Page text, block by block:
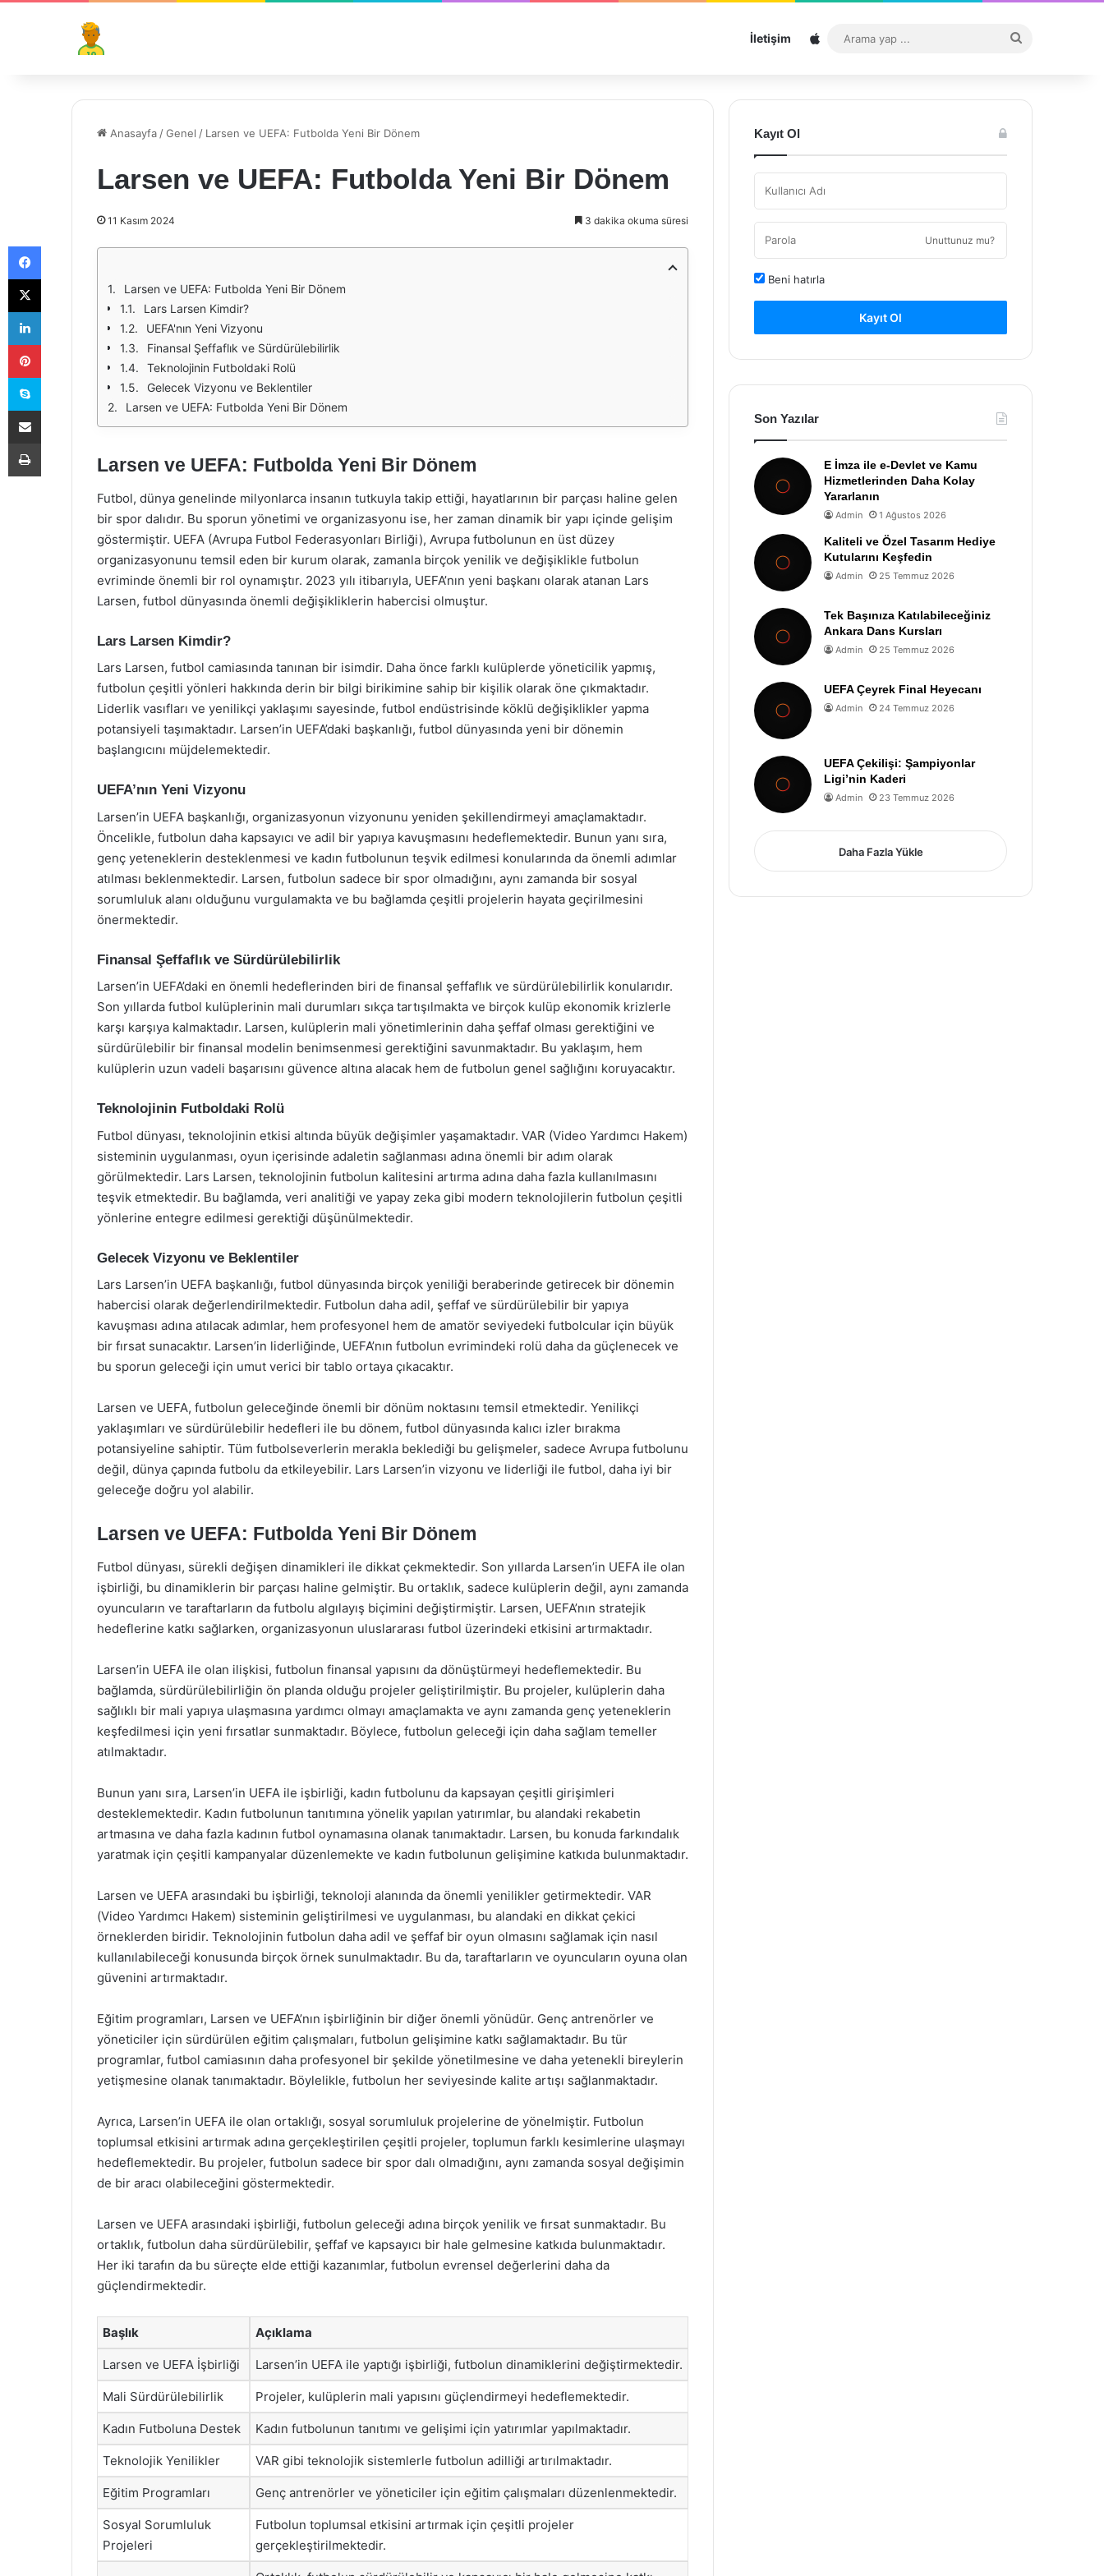
İletişim Sitemap
...
Anasayfa /Genel / Larsen ve UEFA: Futbolda Yeni Bir Dönem
Larsen ve UEFA: Futbolda Yeni Bir Dönem
11 Kasım 2024 3 dakika okuma süresi
Larsen ve UEFA: Futbolda Yeni Bir Dönem
Lars Larsen Kimdir?
UEFA'nın Yeni Vizyonu
Finansal Şeffaflık ve Sürdürülebilirlik
Teknolojinin Futboldaki Rolü
Gelecek Vizyonu ve Beklentiler
Larsen ve UEFA: Futbolda Yeni Bir Dönem
Larsen ve UEFA: Futbolda Yeni Bir Dönem
Futbol, dünya genelinde milyonlarca insanın tutkuyla takip ettiği, hayatlarının bir parçası haline gelen
bir spor dalıdır. Bu sporun yönetimi ve organizasyonu ise, her zaman dinamik bir yapı içinde gelişim
göstermiştir. UEFA (Avrupa Futbol Federasyonları Birliği), Avrupa futbolunun en üst düzey
organizasyonunu temsil eden bir kurum olarak, zamanla birçok yenilik ve değişiklikle futbolun
evriminde önemli bir rol oynamıştır. 2023 yılı itibarıyla, UEFA’nın yeni başkanı olarak atanan Lars
Larsen, futbol dünyasında önemli değişikliklerin habercisi olmuştur.
Lars Larsen Kimdir?
Lars Larsen, futbol camiasında tanınan bir isimdir. Daha önce farklı kulüplerde yöneticilik yapmış,
futbolun çeşitli yönleri hakkında derin bir bilgi birikimine sahip bir kişilik olarak öne çıkmaktadır.
Liderlik vasıfları ve yenilikçi yaklaşımı sayesinde, futbol endüstrisinde köklü değişiklikler yapma
potansiyeli taşımaktadır. Larsen’in UEFA’daki başkanlığı, futbol dünyasında yeni bir dönemin
başlangıcını müjdelemektedir.
UEFA’nın Yeni Vizyonu
Larsen’in UEFA başkanlığı, organizasyonun vizyonunu yeniden şekillendirmeyi amaçlamaktadır.
Öncelikle, futbolun daha kapsayıcı ve adil bir yapıya kavuşmasını hedeflemektedir. Bunun yanı sıra,
genç yeteneklerin desteklenmesi ve kadın futbolunun teşvik edilmesi konularında da önemli adımlar
atılması beklenmektedir. Larsen, futbolun sadece bir spor olmadığını, aynı zamanda bir sosyal
sorumluluk alanı olduğunu vurgulamakta ve bu bağlamda çeşitli projelerin hayata geçirilmesini
önermektedir.
Finansal Şeffaflık ve Sürdürülebilirlik
Larsen’in UEFA’daki en önemli hedeflerinden biri de finansal şeffaflık ve sürdürülebilirlik konularıdır.
Son yıllarda futbol kulüplerinin mali durumları sıkça tartışılmakta ve birçok kulüp ekonomik krizlerle
karşı karşıya kalmaktadır. Larsen, kulüplerin mali yönetimlerinin daha şeffaf olması gerektiğini ve
sürdürülebilir bir finansal modelin benimsenmesi gerektiğini savunmaktadır. Bu yaklaşım, hem
kulüplerin uzun vadeli başarısını güvence altına alacak hem de futbolun genel sağlığını koruyacaktır.
Teknolojinin Futboldaki Rolü
Futbol dünyası, teknolojinin etkisi altında büyük değişimler yaşamaktadır. VAR (Video Yardımcı Hakem)
sisteminin uygulanması, oyun içerisinde adaletin sağlanması adına önemli bir adım olarak
görülmektedir. Lars Larsen, teknolojinin futbolun kalitesini artırma adına daha fazla kullanılmasını
teşvik etmektedir. Bu bağlamda, veri analitiği ve yapay zeka gibi modern teknolojilerin futbolun çeşitli
yönlerine entegre edilmesi gerektiği düşünülmektedir.
Gelecek Vizyonu ve Beklentiler
Lars Larsen’in UEFA başkanlığı, futbol dünyasında birçok yeniliği beraberinde getirecek bir dönemin
habercisi olarak değerlendirilmektedir. Futbolun daha adil, şeffaf ve sürdürülebilir bir yapıya
kavuşması adına atılacak adımlar, hem profesyonel hem de amatör seviyedeki futbolcular için büyük
bir fırsat sunacaktır. Larsen’in liderliğinde, UEFA’nın futbolun evrimindeki rolü daha da güçlenecek ve
bu sporun geleceği için umut verici bir tablo ortaya çıkacaktır.
Larsen ve UEFA, futbolun geleceğinde önemli bir dönüm noktasını temsil etmektedir. Yenilikçi
yaklaşımları ve sürdürülebilir hedefleri ile bu dönem, futbol dünyasında kalıcı izler bırakma
potansiyeline sahiptir. Tüm futbolseverlerin merakla beklediği bu gelişmeler, sadece Avrupa futbolunu
değil, dünya çapında futbolu da etkileyebilir. Lars Larsen’in vizyonu ve liderliği ile futbol, daha iyi bir
geleceğe doğru yol alabilir.
Larsen ve UEFA: Futbolda Yeni Bir Dönem
Futbol dünyası, sürekli değişen dinamikleri ile dikkat çekmektedir. Son yıllarda Larsen’in UEFA ile olan
işbirliği, bu dinamiklerin bir parçası haline gelmiştir. Bu ortaklık, sadece kulüplerin değil, aynı zamanda
oyuncuların ve taraftarların da futbolu algılayış biçimini değiştirmiştir. Larsen, UEFA’nın stratejik
hedeflerine katkı sağlarken, organizasyonun uluslararası futbol üzerindeki etkisini artırmaktadır.
Larsen’in UEFA ile olan ilişkisi, futbolun finansal yapısını da dönüştürmeyi hedeflemektedir. Bu
bağlamda, sürdürülebilirliğin ön planda olduğu projeler geliştirilmiştir. Bu projeler, kulüplerin daha
sağlıklı bir mali yapıya ulaşmasına yardımcı olmayı amaçlamakta ve aynı zamanda genç yeteneklerin
keşfedilmesi için yeni fırsatlar sunmaktadır. Böylece, futbolun geleceği için daha sağlam temeller
atılmaktadır.
Bunun yanı sıra, Larsen’in UEFA ile işbirliği, kadın futbolunu da kapsayan çeşitli girişimleri
desteklemektedir. Kadın futbolunun tanıtımına yönelik yapılan yatırımlar, bu alandaki rekabetin
artmasına ve daha fazla kadının futbol oynamasına olanak tanımaktadır. Larsen, bu konuda farkındalık
yaratmak için çeşitli kampanyalar düzenlemekte ve kadın futbolunun gelişimine katkıda bulunmaktadır.
Larsen ve UEFA arasındaki bu işbirliği, teknoloji alanında da önemli yenilikler getirmektedir. VAR
(Video Yardımcı Hakem) sisteminin geliştirilmesi ve uygulanması, bu alandaki en dikkat çekici
örneklerden biridir. Teknolojinin futbolun daha adil ve şeffaf bir oyun olmasını sağlamak için nasıl
kullanılabileceği konusunda birçok örnek sunulmaktadır. Bu da, taraftarların ve oyuncuların oyuna olan
güvenini artırmaktadır.
Eğitim programları, Larsen ve UEFA’nın işbirliğinin bir diğer önemli yönüdür. Genç antrenörler ve
yöneticiler için sürdürülen eğitim çalışmaları, futbolun gelişimine katkı sağlamaktadır. Bu tür
programlar, futbol camiasının daha profesyonel bir şekilde yönetilmesine ve daha yetenekli bireylerin
yetişmesine olanak tanımaktadır. Böylelikle, futbolun her seviyesinde kalite artışı sağlanmaktadır.
Ayrıca, Larsen’in UEFA ile olan ortaklığı, sosyal sorumluluk projelerine de yönelmiştir. Futbolun
toplumsal etkisini artırmak adına gerçekleştirilen çeşitli projeler, toplumun farklı kesimlerine ulaşmayı
hedeflemektedir. Bu projeler, futbolun sadece bir spor dalı olmadığını, aynı zamanda sosyal değişimin
de bir aracı olabileceğini göstermektedir.
Larsen ve UEFA arasındaki işbirliği, futbolun geleceği adına birçok yenilik ve fırsat sunmaktadır. Bu
ortaklık, futbolun daha sürdürülebilir, şeffaf ve kapsayıcı bir hale gelmesine katkıda bulunmaktadır.
Her iki tarafın da bu süreçte elde ettiği kazanımlar, futbolun evrensel değerlerini daha da
güçlendirmektedir.
Başlık Açıklama
Larsen ve UEFA İşbirliği Larsen’in UEFA ile yaptığı işbirliği, futbolun dinamiklerini değiştirmektedir.
Mali Sürdürülebilirlik Projeler, kulüplerin mali yapısını güçlendirmeyi hedeflemektedir.
Kadın Futboluna Destek Kadın futbolunun tanıtımı ve gelişimi için yatırımlar yapılmaktadır.
Teknolojik Yenilikler VAR gibi teknolojik sistemlerle futbolun adilliği artırılmaktadır.
Eğitim Programları Genç antrenörler ve yöneticiler için eğitim çalışmaları düzenlenmektedir.
Sosyal Sorumluluk
Projeleri
Futbolun toplumsal etkisini artırmak için çeşitli projeler
gerçekleştirilmektedir.
Kayıt Ol
Unuttunuz mu?
Beni hatırla
Kayıt Ol
Son Yazılar
E İmza ile e-Devlet ve Kamu
Hizmetlerinden Daha Kolay
Yararlanın
Admin 1 Ağustos 2026
Kaliteli ve Özel Tasarım Hediye
Kutularını Keşfedin
Admin 25 Temmuz 2026
Tek Başınıza Katılabileceğiniz
Ankara Dans Kursları
Admin 25 Temmuz 2026
UEFA Çeyrek Final Heyecanı
Admin 24 Temmuz 2026
UEFA Çekilişi: Şampiyonlar
Ligi’nin Kaderi
Admin 23 Temmuz 2026
Daha Fazla Yükle
Facebook
X
LinkedIn
Pinterest
Skype
E-Posta ile paylaş